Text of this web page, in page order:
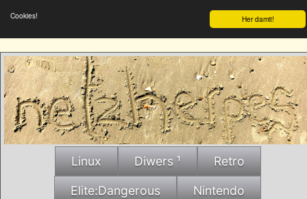
Her damit!
Cookies!
Linux Diwers ¹ Retro
Elite:Dangerous Nintendo